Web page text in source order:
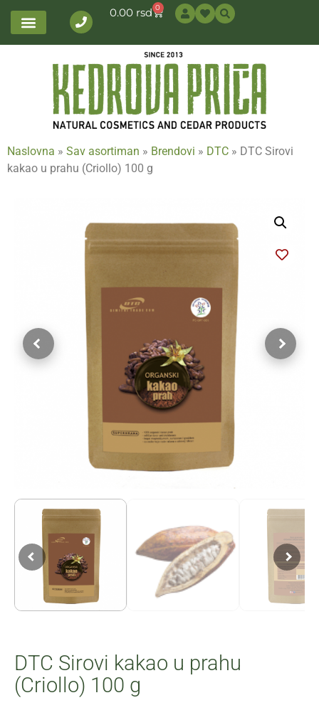
0.00 rsd 0
Naslovna » Sav asortiman » Brendovi » DTC » DTC Sirovi
kakao u prahu (Criollo) 100 g
DTC Sirovi kakao u prahu
(Criollo) 100 g